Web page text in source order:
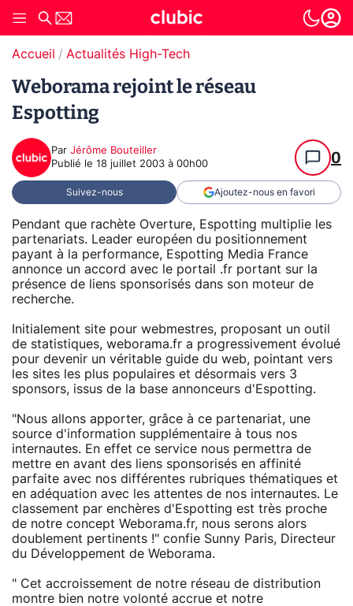
Accueil Actualités High-Tech
Weborama rejoint le réseau
Espotting
Par Jérôme Bouteiller
Publié le 18 juillet 2003 à 00h00 0
Suivez-nous Ajoutez-nous en favori
Pendant que rachète Overture, Espotting multiplie les
partenariats. Leader européen du positionnement
payant à la performance, Espotting Media France
annonce un accord avec le portail .fr portant sur la
présence de liens sponsorisés dans son moteur de
recherche.
Initialement site pour webmestres, proposant un outil
de statistiques, weborama.fr a progressivement évolué
pour devenir un véritable guide du web, pointant vers
les sites les plus populaires et désormais vers 3
sponsors, issus de la base annonceurs d'Espotting.
"Nous allons apporter, grâce à ce partenariat, une
source d'information supplémentaire à tous nos
internautes. En effet ce service nous permettra de
mettre en avant des liens sponsorisés en affinité
parfaite avec nos différentes rubriques thématiques et
en adéquation avec les attentes de nos internautes. Le
classement par enchères d'Espotting est très proche
de notre concept Weborama.fr, nous serons alors
doublement pertinents !" confie Sunny Paris, Directeur
du Développement de Weborama.
" Cet accroissement de notre réseau de distribution
montre bien notre volonté accrue et notre